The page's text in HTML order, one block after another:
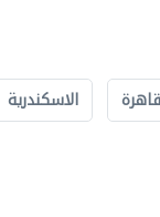
الاسكندرية